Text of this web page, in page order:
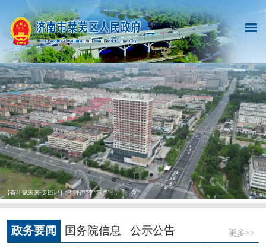
【奋斗赋未来·走街记】把“呼声”变“掌声” ...
政务要闻 国务院信息 公示公告 更多>>